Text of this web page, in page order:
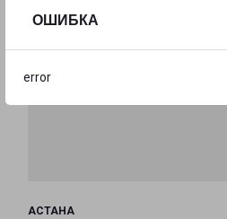
ОШИБКА
error
АСТАНА